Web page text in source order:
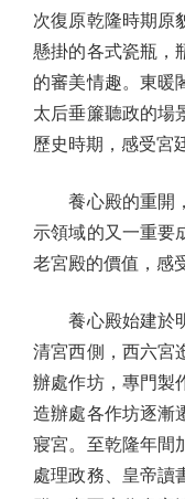
次復原乾隆時期原
懸掛的各式瓷瓶，
的審美情趣。東暖
太后垂簾聽政的場
歷史時期，感受宮
養心殿的重開，
示領域的又一重要
老宮殿的價值，感
養心殿始建於明
清宮西側，西六宮
辦處作坊，專門製
造辦處各作坊逐漸
寢宮。至乾隆年間
處理政務、皇帝讀